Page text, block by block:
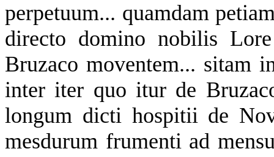
perpetuum... quamdam
directo domino nobilis
Bruzaco moventem... sitam
inter iter quo itur de
longum dicti hospitii de
mesdurum frumenti ad